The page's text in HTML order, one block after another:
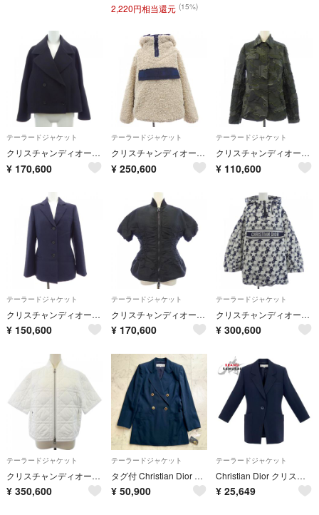
2,220円相当還元 (15%)
テーラードジャケット
クリスチャンディオール CHRISTIAN DIOR 221V11A1162 ジャケット
¥ 170,600
テーラードジャケット
クリスチャンディオール CHRISTIAN DIOR アノラック 157C28A1502 ジャケット
¥ 250,600
テーラードジャケット
クリスチャンディオール CHRISTIAN DIOR 017V55A2960 ジャケット
¥ 110,600
テーラードジャケット
クリスチャンディオール CHRISTIAN DIOR 851V15A1166 ジャケット
¥ 150,600
テーラードジャケット
クリスチャンディオール CHRISTIAN DIOR 357C57A2772 ジャケット
¥ 170,600
テーラードジャケット
クリスチャンディオール CHRISTIAN DIOR アノラック 217C10A2977 ジャケット
¥ 300,600
テーラードジャケット
クリスチャンディオール CHRISTIAN DIOR マクロカナージュ キルティング 427C54A2827 ジャケット
¥ 350,600
テーラードジャケット
タグ付 Christian Dior CDロゴボタン 紺ブレザー ジャケット
¥ 50,900
テーラードジャケット
Christian Dior クリスチャンディオール KB3B30600 ダークネイビー ウール ブレザー レディース A3-00245 【中古】
¥ 25,649